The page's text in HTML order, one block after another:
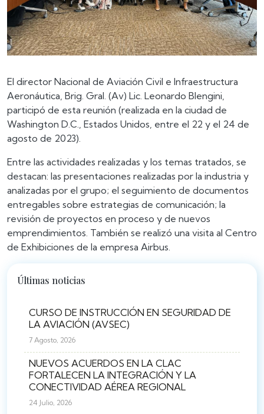
El director Nacional de Aviación Civil e Infraestructura
Aeronáutica, Brig. Gral. (Av) Lic. Leonardo Blengini,
participó de esta reunión (realizada en la ciudad de
Washington D.C., Estados Unidos, entre el 22 y el 24 de
agosto de 2023).
Entre las actividades realizadas y los temas tratados, se
destacan: las presentaciones realizadas por la industria y
analizadas por el grupo; el seguimiento de documentos
entregables sobre estrategias de comunicación; la
revisión de proyectos en proceso y de nuevos
emprendimientos. También se realizó una visita al Centro
de Exhibiciones de la empresa Airbus.
Últimas noticias
CURSO DE INSTRUCCIÓN EN SEGURIDAD DE
LA AVIACIÓN (AVSEC)
7 Agosto, 2026
NUEVOS ACUERDOS EN LA CLAC
FORTALECEN LA INTEGRACIÓN Y LA
CONECTIVIDAD AÉREA REGIONAL
24 Julio, 2026